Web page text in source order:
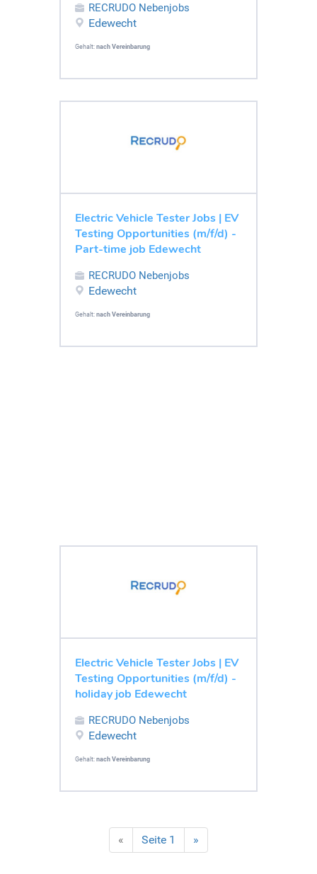
RECRUDO Nebenjobs
Edewecht
Gehalt: nach Vereinbarung
Electric Vehicle Tester Jobs | EV
Testing Opportunities (m/f/d) -
Part-time job Edewecht
RECRUDO Nebenjobs
Edewecht
Gehalt: nach Vereinbarung
Electric Vehicle Tester Jobs | EV
Testing Opportunities (m/f/d) -
holiday job Edewecht
RECRUDO Nebenjobs
Edewecht
Gehalt: nach Vereinbarung
« Seite 1 »